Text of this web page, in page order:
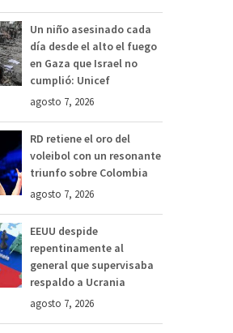
Un niño asesinado cada
día desde el alto el fuego
en Gaza que Israel no
cumplió: Unicef
agosto 7, 2026
RD retiene el oro del
voleibol con un resonante
triunfo sobre Colombia
agosto 7, 2026
EEUU despide
repentinamente al
general que supervisaba
respaldo a Ucrania
agosto 7, 2026